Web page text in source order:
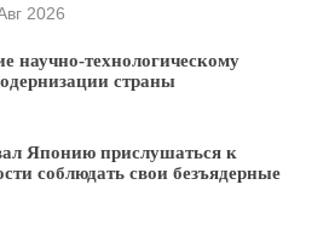
2026
научно-технологическому
страны
Японию прислушаться к
соблюдать свои безъядерные